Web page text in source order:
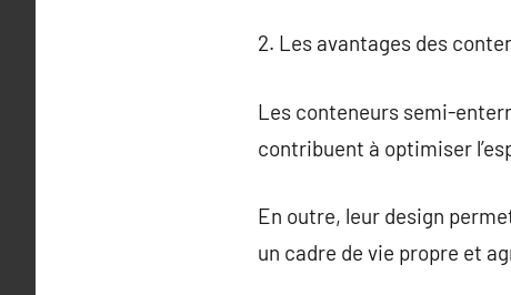
2. Les avantages des
Les conteneurs semi-
contribuent à optimiser
En outre, leur design
un cadre de vie propre et